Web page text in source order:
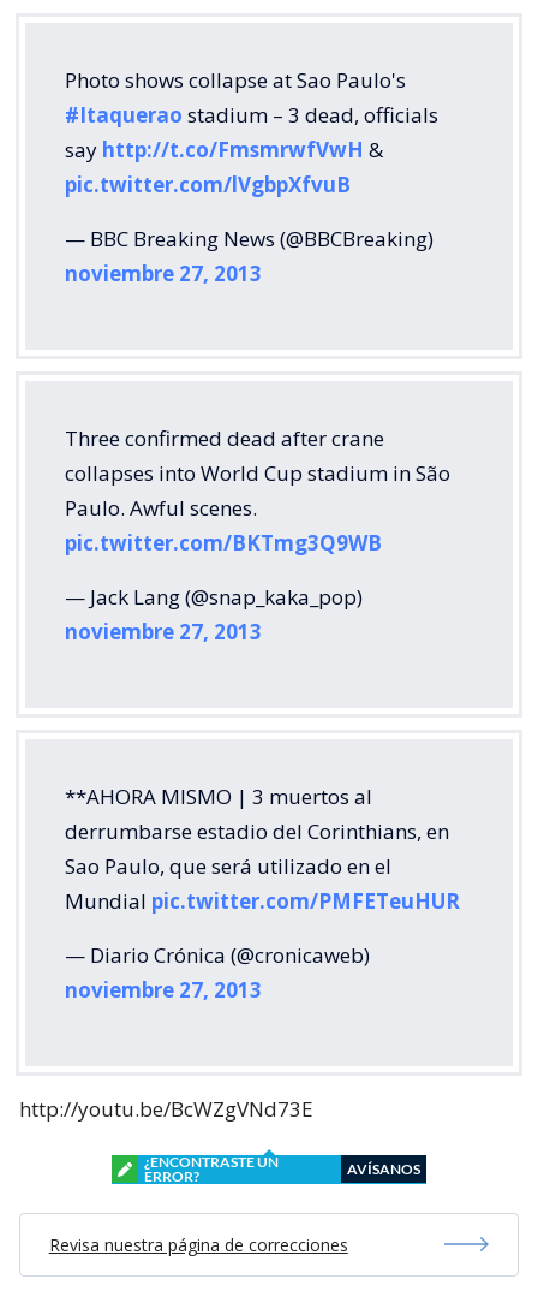
Photo shows collapse at Sao Paulo's
#Itaquerao stadium – 3 dead, officials
say http://t.co/FmsmrwfVwH &
pic.twitter.com/lVgbpXfvuB
— BBC Breaking News (@BBCBreaking)
noviembre 27, 2013
Three confirmed dead after crane
collapses into World Cup stadium in São
Paulo. Awful scenes.
pic.twitter.com/BKTmg3Q9WB
— Jack Lang (@snap_kaka_pop)
noviembre 27, 2013
**AHORA MISMO | 3 muertos al
derrumbarse estadio del Corinthians, en
Sao Paulo, que será utilizado en el
Mundial pic.twitter.com/PMFETeuHUR
— Diario Crónica (@cronicaweb)
noviembre 27, 2013
http://youtu.be/BcWZgVNd73E
¿ENCONTRASTE UN
ERROR?
AVÍSANOS
Revisa nuestra página de correcciones